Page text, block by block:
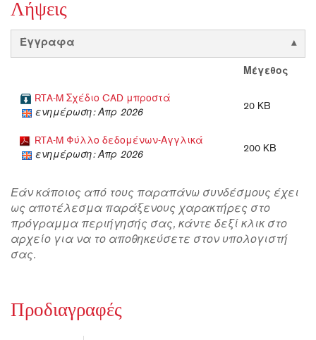
Λήψεις
Έγγραφα
Μέγεθος
RTA-M Σχέδιο CAD μπροστά
ενημέρωση: Απρ 2026
20 KB
RTA-M Φύλλο δεδομένων-Αγγλικά
ενημέρωση: Απρ 2026
200 KB
Εάν κάποιος από τους παραπάνω συνδέσμους έχει
ως αποτέλεσμα παράξενους χαρακτήρες στο
πρόγραμμα περιήγησής σας, κάντε δεξί κλικ στο
αρχείο για να το αποθηκεύσετε στον υπολογιστή
σας.
Προδιαγραφές